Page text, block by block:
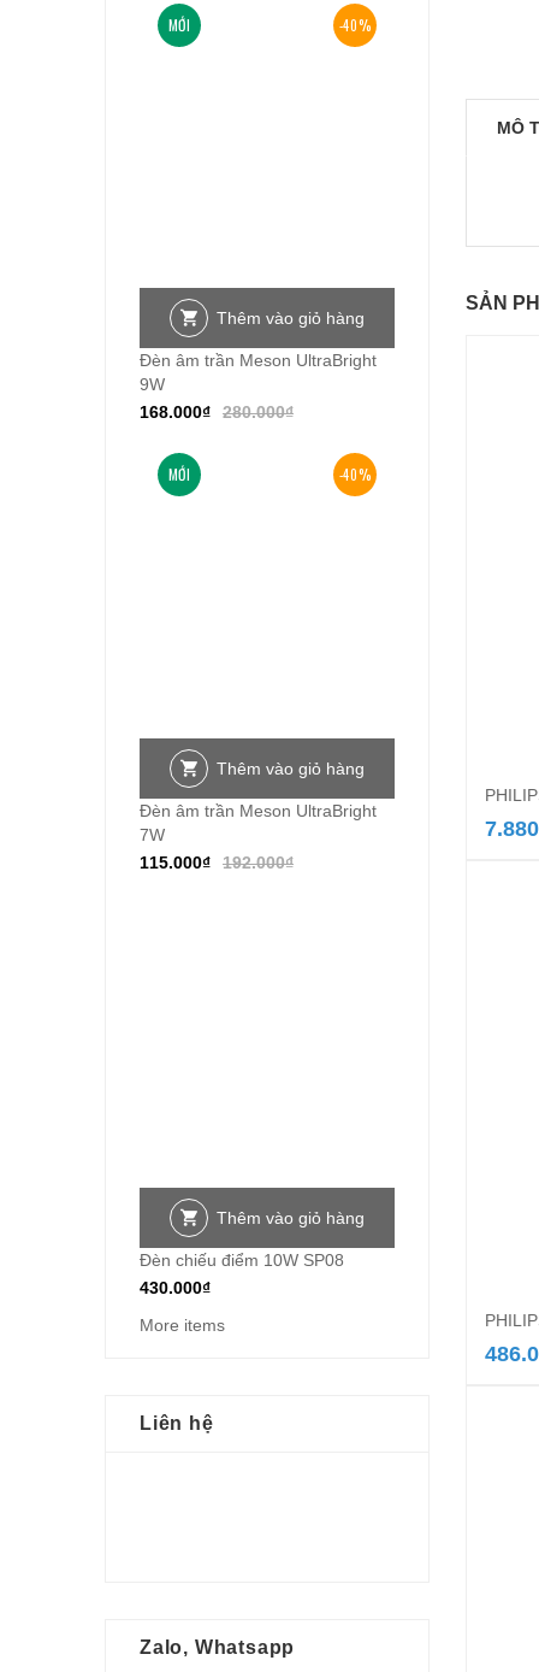
MÔ
SẢN
-40%
MỚI
Thêm vào giỏ hàng
Đèn âm trần Meson UltraBright
9W
280.000₫
168.000₫
-40%
MỚI
Thêm vào giỏ hàng
Đèn âm trần Meson UltraBright
7W
192.000₫
115.000₫
Thêm vào giỏ hàng
Đèn chiếu điểm 10W SP08
430.000₫
More items
Liên hệ
Zalo, Whatsapp